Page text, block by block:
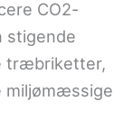
CO2-
stigende
træbriketter,
miljømæssige